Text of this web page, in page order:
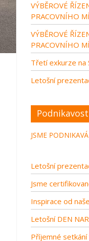
VÝBĚROVÉ
PRACOVNÍHO
VÝBĚROVÉ
PRACOVNÍHO
Třetí exkurze na
Letošní
Podnikavost
JSME
Letošní
Jsme
Inspirace od
Letošní DEN
Příjemné